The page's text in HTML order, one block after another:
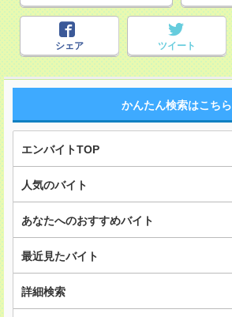
シェア ツイート
かんたん検索はこちら
エンバイトTOP
人気のバイト
あなたへのおすすめバイト
最近見たバイト
詳細検索